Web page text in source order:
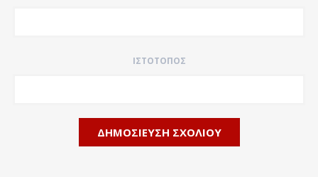
ΙΣΤΌΤΟΠΟΣ